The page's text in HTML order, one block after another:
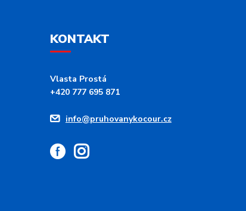
KONTAKT
Vlasta Prostá
+420 777 695 871
info@pruhovanykocour.cz